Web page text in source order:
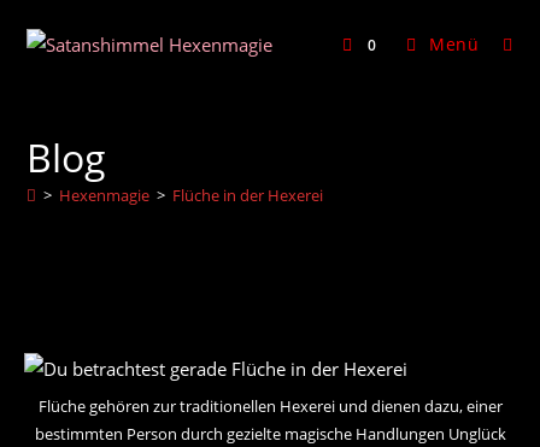
Inhalt
0 Menü
Blog
> Hexenmagie > Flüche in der Hexerei
Flüche gehören zur traditionellen Hexerei und dienen dazu, einer
bestimmten Person durch gezielte magische Handlungen Unglück